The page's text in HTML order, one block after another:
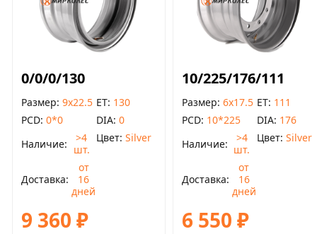
0/0/0/130
Размер 9x22.5
PCD 0*0
Наличие
>4
шт.
Доставка
от
16
дней
ET 130
DIA 0
Цвет Silver
9 360 ₽
10/225/176/111
Размер 6x17.5
PCD 10*225
Наличие
>4
шт.
Доставка
от
16
дней
ET 111
DIA 176
Цвет Silver
6 550 ₽